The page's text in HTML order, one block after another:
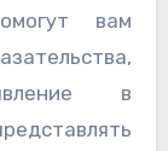
вам
в